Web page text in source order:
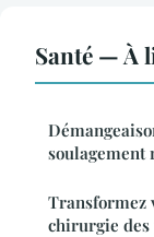
Santé — À
soulagement
Transformez
chirurgie des